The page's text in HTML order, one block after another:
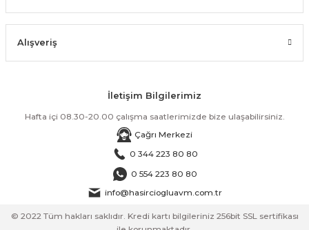
Alışveriş
İletişim Bilgilerimiz
Hafta içi 08.30-20.00 çalışma saatlerimizde bize ulaşabilirsiniz.
Çağrı Merkezi
0 344 223 80 80
0 554 223 80 80
info@hasirciogluavm.com.tr
© 2022 Tüm hakları saklıdır. Kredi kartı bilgileriniz 256bit SSL sertifikası